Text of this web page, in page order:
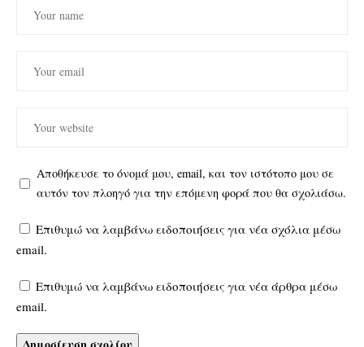
Αποθήκευσε το όνομά μου, email, και τον ιστότοπο μου σε
αυτόν τον πλοηγό για την επόμενη φορά που θα σχολιάσω.
Επιθυμώ να λαμβάνω ειδοποιήσεις για νέα σχόλια μέσω
email.
Επιθυμώ να λαμβάνω ειδοποιήσεις για νέα άρθρα μέσω
email.